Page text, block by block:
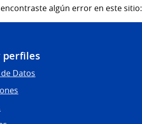
encontraste algún error en este sitio:
perfiles
Datos